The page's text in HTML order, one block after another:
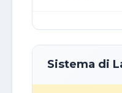
Sistema di